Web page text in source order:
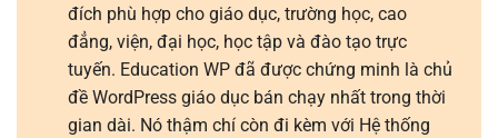
đích phù hợp cho giáo dục, trường học, cao
đẳng, viện, đại học, học tập và đào tạo trực
tuyến. Education WP đã được chứng minh là chủ
đề WordPress giáo dục bán chạy nhất trong thời
gian dài. Nó thậm chí còn đi kèm với Hệ thống